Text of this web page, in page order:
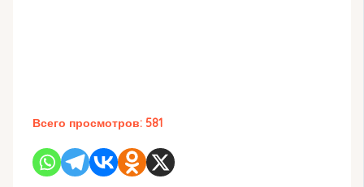
Всего просмотров: 581